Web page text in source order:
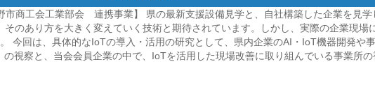
商工会工業部会 連携事業】 県の最新支援設備見学と、自社構築した企業を見学
そのあり方を大きく変えていく技術と期待されています。しかし、実際の企業現場
今回は、具体的なIoTの導入・活用の研究として、県内企業のAI ・ IoT機器開発や
視察と、当会会員企業の中で、 IoTを活用した現場改善に取り組んでいる事業所